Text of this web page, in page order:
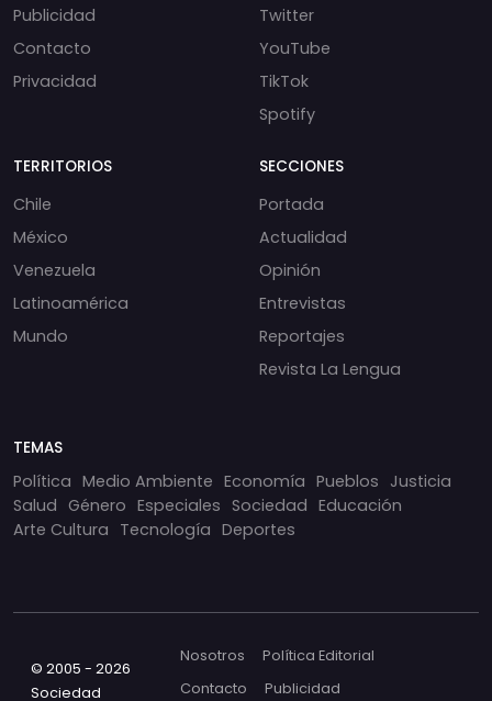
Publicidad
Contacto
Privacidad
Twitter
YouTube
TikTok
Spotify
TERRITORIOS
Chile
México
Venezuela
Latinoamérica
Mundo
SECCIONES
Portada
Actualidad
Opinión
Entrevistas
Reportajes
Revista La Lengua
TEMAS
Política Medio Ambiente Economía Pueblos Justicia
Salud Género Especiales Sociedad Educación
Arte Cultura Tecnología Deportes
© 2005 - 2026
Sociedad
Nosotros
Política Editorial
Contacto
Publicidad